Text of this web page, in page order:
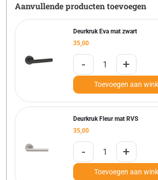
Aanvullende producten toevoegen
Deurkruk Eva mat zwart
35,00
- +
Toevoegen aan
Deurkruk Fleur mat RVS
35,00
- +
Toevoegen aan